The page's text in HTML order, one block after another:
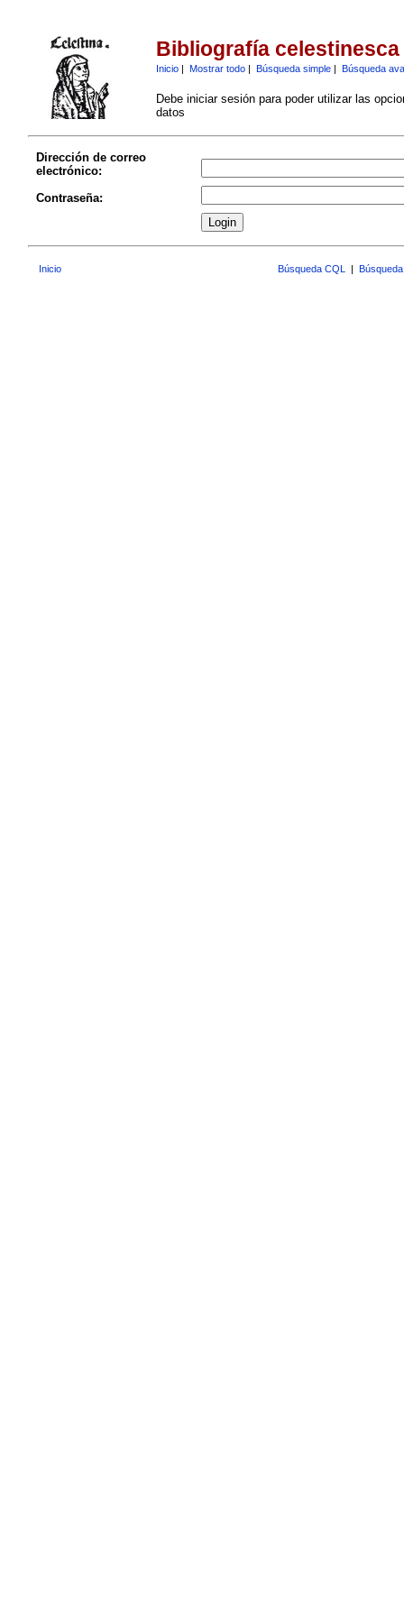
Bibliografía celestinesca
Inicio| Mostrar todo| Búsqueda simple| Búsqueda
Debe iniciar sesión para poder utilizar las
datos
Dirección de correo
electrónico:
Contraseña:
Inicio Búsqueda CQL |